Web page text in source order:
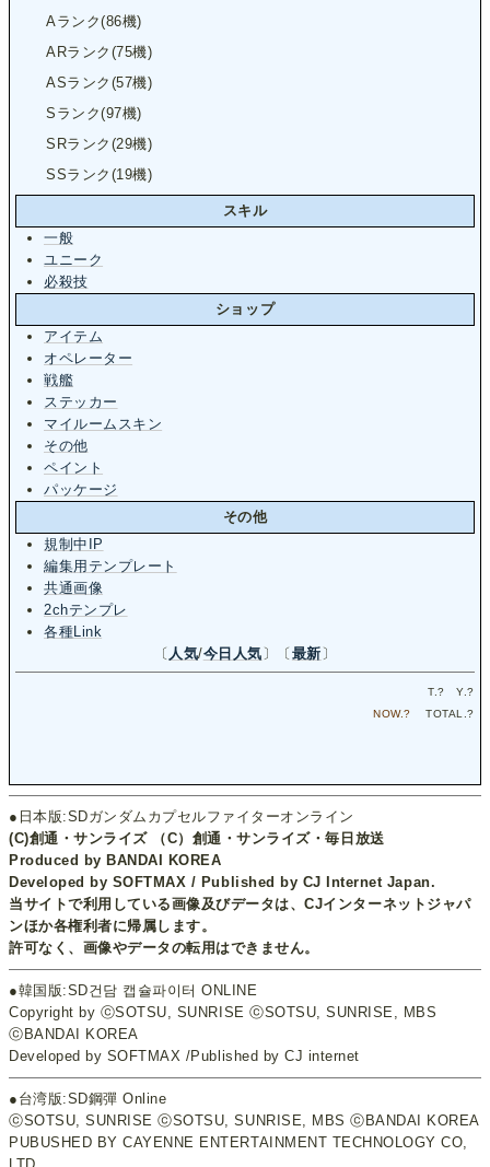
Aランク(86機)
ARランク(75機)
ASランク(57機)
Sランク(97機)
SRランク(29機)
SSランク(19機)
スキル
一般
ユニーク
必殺技
ショップ
アイテム
オペレーター
戦艦
ステッカー
マイルームスキン
その他
ペイント
パッケージ
その他
規制中IP
編集用テンプレート
共通画像
2chテンプレ
各種Link
〔 人気/今日人気〕〔最新〕
T.? Y.?
NOW.? TOTAL.?
●日本版:SDガンダムカプセルファイターオンライン
(C)創通・サンライズ （C）創通・サンライズ・毎日放送
Produced by BANDAI KOREA
Developed by SOFTMAX / Published by CJ Internet Japan.
当サイトで利用している画像及びデータは、CJインターネットジャパ
ンほか各権利者に帰属します。
許可なく、画像やデータの転用はできません。
●韓国版:SD건담 캡슐파이터 ONLINE
Copyright by ⓒSOTSU, SUNRISE ⓒSOTSU, SUNRISE, MBS
ⓒBANDAI KOREA
Developed by SOFTMAX /Published by CJ internet
●台湾版:SD鋼彈 Online
ⓒSOTSU, SUNRISE ⓒSOTSU, SUNRISE, MBS ⓒBANDAI KOREA
PUBUSHED BY CAYENNE ENTERTAINMENT TECHNOLOGY CO,